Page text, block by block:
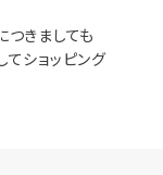
つきましても
てショッピング